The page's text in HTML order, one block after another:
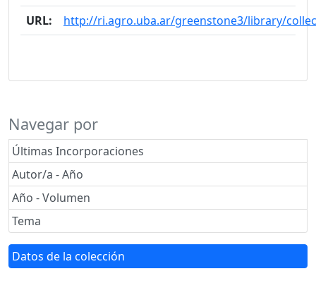
URL:
http://ri.agro.uba.ar/greenstone3/library/
Navegar por
Últimas Incorporaciones
Autor/a - Año
Año - Volumen
Tema
Datos de la colección